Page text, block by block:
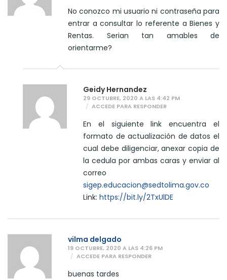
No conozco mi usuario ni contraseña para
entrar a consultar lo referente a Bienes y
Rentas. Serian tan amables de
orientarme?
Geidy Hernandez
29 OCTUBRE, 2020 A LAS 4:42 PM
ACCEDE PARA RESPONDER
En el siguiente link encuentra el
formato de actualización de datos el
cual debe diligenciar, anexar copia de
la cedula por ambas caras y enviar al
correo
sigep.educacion@sedtolima.gov.co
Link: https://bit.ly/2TxUlDE
vilma delgado
19 OCTUBRE, 2020 A LAS 4:26 PM
ACCEDE PARA RESPONDER
buenas tardes